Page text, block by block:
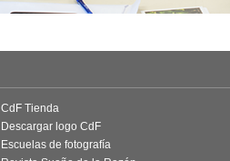
CdF Tienda
Descargar logo CdF
Escuelas de fotografía